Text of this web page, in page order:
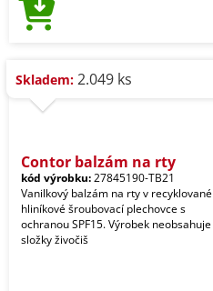
Skladem: 2.049 ks
Contor balzám na rty
kód výrobku:27845190-TB21
Vanilkový balzám na rty v recyklované
hliníkové šroubovací plechovce s
ochranou SPF15. Výrobek neobsahuje
složky živočiš